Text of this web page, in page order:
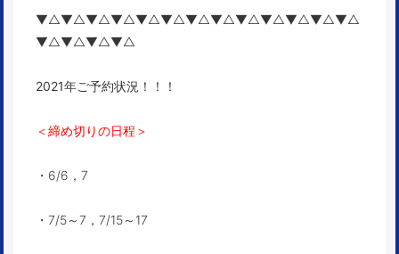
▼△▼△▼△▼△▼△▼△▼△▼△▼△▼△▼△▼△▼△
▼△▼△▼△▼△
2021年ご予約状況！！！
＜締め切りの日程＞
・6/6，7
・7/5～7，7/15～17